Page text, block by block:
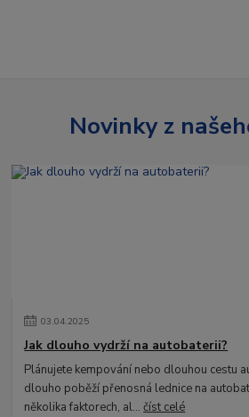
Novinky z
03.04.2025
Jak dlouho vydrží na autobaterii?
Plánujete kempování nebo dlouhou cestu
dlouho poběží přenosná lednice na
několika faktorech, al...číst celé